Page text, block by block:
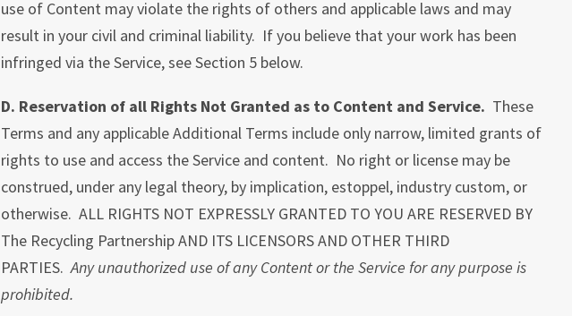
use of Content may violate the rights of others and applicable laws and may
result in your civil and criminal liability. If you believe that your work has been
infringed via the Service, see Section 5 below.
D. Reservation of all Rights Not Granted as to Content and Service. These
Terms and any applicable Additional Terms include only narrow, limited grants of
rights to use and access the Service and content. No right or license may be
construed, under any legal theory, by implication, estoppel, industry custom, or
otherwise. ALL RIGHTS NOT EXPRESSLY GRANTED TO YOU ARE RESERVED BY
The Recycling Partnership AND ITS LICENSORS AND OTHER THIRD
PARTIES.Any unauthorized use of any Content or the Service for any purpose is
prohibited.